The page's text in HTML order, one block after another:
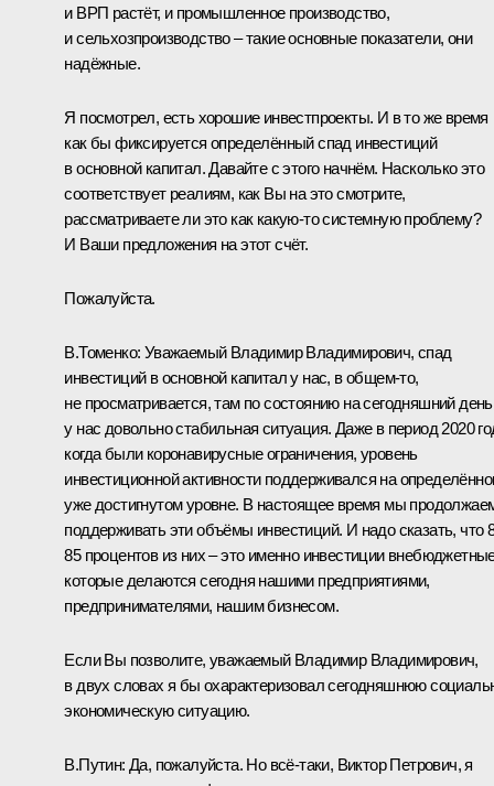
и ВРП растёт, и промышленное производство,
и сельхозпроизводство – такие основные показатели, они
надёжные.
Я посмотрел, есть хорошие инвестпроекты. И в то же время
как бы фиксируется определённый спад инвестиций
в основной капитал. Давайте с этого начнём. Насколько это
соответствует реалиям, как Вы на это смотрите,
рассматриваете ли это как какую-то системную проблему?
И Ваши предложения на этот счёт.
Пожалуйста.
В.Томенко: Уважаемый Владимир Владимирович, спад
инвестиций в основной капитал у нас, в общем-то,
не просматривается, там по состоянию на сегодняшний день
у нас довольно стабильная ситуация. Даже в период 2020
когда были коронавирусные ограничения, уровень
инвестиционной активности поддерживался на
уже достигнутом уровне. В настоящее время мы
поддерживать эти объёмы инвестиций. И надо сказать, что
85 процентов из них – это именно инвестиции
которые делаются сегодня нашими предприятиями,
предпринимателями, нашим бизнесом.
Если Вы позволите, уважаемый Владимир Владимирович,
в двух словах я бы охарактеризовал сегодняшнюю
экономическую ситуацию.
В.Путин: Да, пожалуйста. Но всё-таки, Виктор Петрович, я